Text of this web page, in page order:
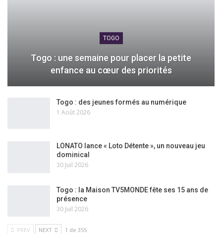
TOGO
Togo : une semaine pour placer la petite
enfance au cœur des priorités
Togo : des jeunes formés au numérique
1 Août 2026
LONATO lance « Loto Détente », un nouveau jeu
dominical
30 Juil 2026
Togo : la Maison TV5MONDE fête ses 15 ans de
présence
30 Juil 2026
PREV NEXT 1 de 355